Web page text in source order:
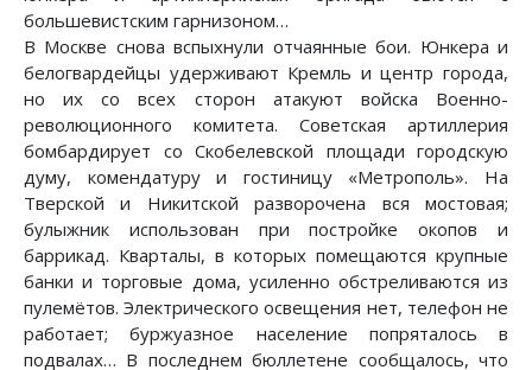
большевистским гарнизоном…
В Москве снова вспыхнули отчаянные бои. Юнкера и
белогвардейцы удерживают Кремль и центр города,
но их со всех сторон атакуют войска Военно-
революционного комитета. Советская артиллерия
бомбардирует со Скобелевской площади городскую
думу, комендатуру и гостиницу «Метрополь». На
Тверской и Никитской разворочена вся мостовая;
булыжник использован при постройке окопов и
баррикад. Кварталы, в которых помещаются крупные
банки и торговые дома, усиленно обстреливаются из
пулемётов. Электрического освещения нет, телефон не
работает; буржуазное население попряталось в
подвалах… В последнем бюллетене сообщалось, что